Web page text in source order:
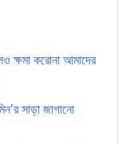
ক্ষমা করোনা আমাদের
সাড়া জাগানো